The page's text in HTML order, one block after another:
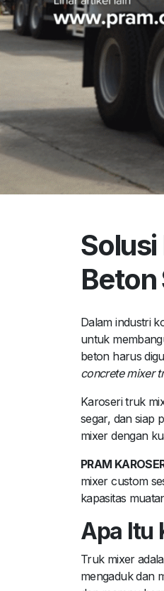
Beton
Dalam industri
untuk
beton harus
concrete mixer
Karoseri truk
segar, dan siap
mixer dengan
PRAM
mixer custom
kapasitas
Apa Itu
Truk mixer
mengaduk dan